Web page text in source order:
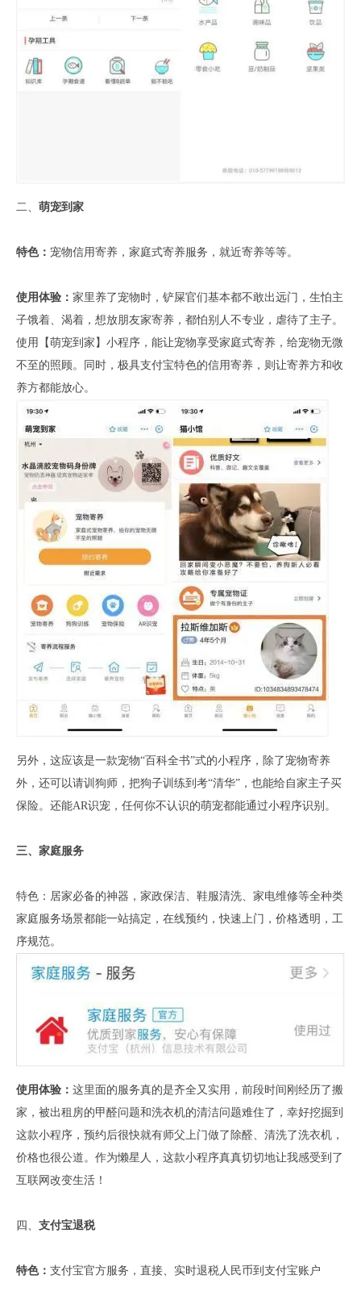
二、 萌宠到家
特色： 宠物信用寄养，家庭式寄养服务，就近寄养等等。
使用体验： 家里养了宠物时，铲屎官们基本都不敢出远门，生怕主
子饿着、渴着，想放朋友家寄养，都怕别人不专业，虐待了主子。
使用【萌宠到家】小程序，能让宠物享受家庭式寄养，给宠物无微
不至的照顾。同时，极具支付宝特色的信用寄养，则让寄养方和收
养方都能放心。
另外，这应该是一款宠物“百科全书”式的小程序，除了宠物寄养
外，还可以请训狗师，把狗子训练到考“清华”，也能给自家主子买
保险。还能AR识宠，任何你不认识的萌宠都能通过小程序识别。
三、家庭服务
特色：居家必备的神器，家政保洁、鞋服清洗、家电维修等全种类
家庭服务场景都能一站搞定，在线预约，快速上门，价格透明，工
序规范。
使用体验： 这里面的服务真的是齐全又实用，前段时间刚经历了搬
家，被出租房的甲醛问题和洗衣机的清洁问题难住了，幸好挖掘到
这款小程序，预约后很快就有师父上门做了除醛、清洗了洗衣机，
价格也很公道。作为懒星人，这款小程序真真切切地让我感受到了
互联网改变生活！
四、 支付宝退税
特色： 支付宝官方服务，直接、实时退税人民币到支付宝账户